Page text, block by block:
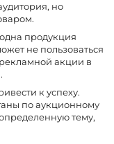
но
продукция
не пользоваться
акции в
к успеху.
по аукционному
тему,